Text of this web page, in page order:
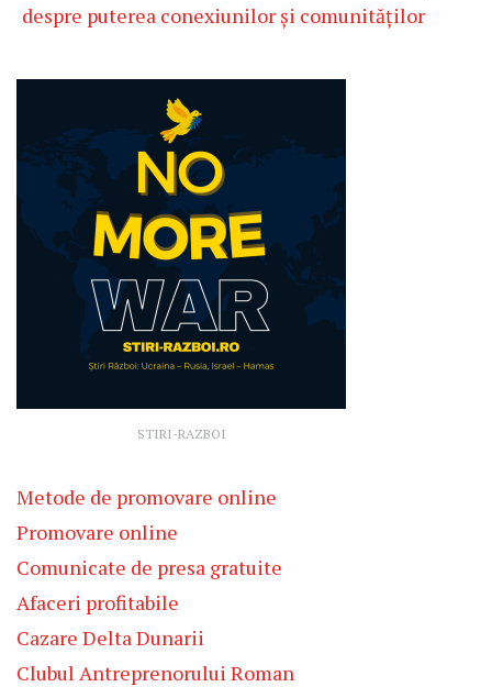
despre puterea conexiunilor și comunităților
STIRI-RAZBOI
Metode de promovare online
Promovare online
Comunicate de presa gratuite
Afaceri profitabile
Cazare Delta Dunarii
Clubul Antreprenorului Roman